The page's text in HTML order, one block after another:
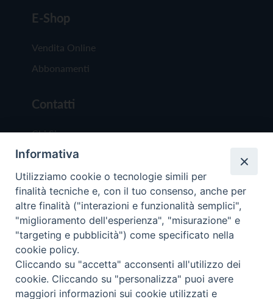
E-Shop
Vendita Online
Abbonamenti
Contatti
Chi Siamo
Redazione
Scrivici
Copyright © 2019 - Tutti i diritti riservati - Vita
Trentina Editrice
Informativa
Utilizziamo cookie o tecnologie simili per
finalità tecniche e, con il tuo consenso, anche per
altre finalità ("interazioni e funzionalità semplici",
"miglioramento dell'esperienza", "misurazione" e
"targeting e pubblicità") come specificato nella
cookie policy.
Cliccando su "accetta" acconsenti all'utilizzo dei
cookie. Cliccando su "personalizza" puoi avere
maggiori informazioni sui cookie utilizzati e